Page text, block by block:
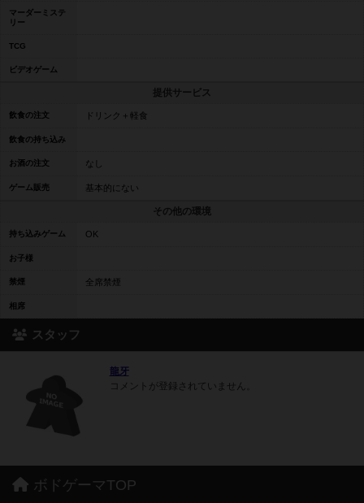
マーダーミステ
リー
TCG
ビデオゲーム
提供サービス
飲食の注文 ドリンク＋軽食
飲食の持ち込み
お酒の注文 なし
ゲーム販売 基本的にない
その他の環境
持ち込みゲーム OK
お子様
禁煙 全席禁煙
相席
スタッフ
龍牙
コメントが登録されていません。
ボドゲーマTOP